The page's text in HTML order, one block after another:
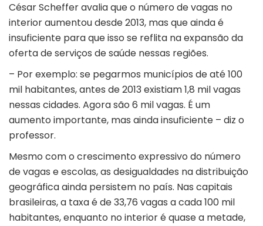
César Scheffer avalia que o número de vagas no
interior aumentou desde 2013, mas que ainda é
insuficiente para que isso se reflita na expansão da
oferta de serviços de saúde nessas regiões.
– Por exemplo: se pegarmos municípios de até 100
mil habitantes, antes de 2013 existiam 1,8 mil vagas
nessas cidades. Agora são 6 mil vagas. É um
aumento importante, mas ainda insuficiente – diz o
professor.
Mesmo com o crescimento expressivo do número
de vagas e escolas, as desigualdades na distribuição
geográfica ainda persistem no país. Nas capitais
brasileiras, a taxa é de 33,76 vagas a cada 100 mil
habitantes, enquanto no interior é quase a metade,